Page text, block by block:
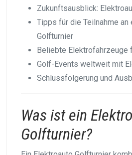
Zukunftsausblick:
Tipps für die Teilnahme an
Golfturnier
Beliebte Elektrofahrzeuge
Golf-Events weltweit mit
Schlussfolgerung und
Was ist ein
Golfturnier?